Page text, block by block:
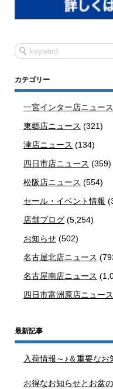
カテゴリー
一宮インター店ニュース
東郷店ニュース (321)
津店ニュース (134)
四日市店ニュース (359)
松阪店ニュース (554)
セール・イベント情報
店舗ブログ (5,254)
お知らせ (502)
名古屋北店ニュース
名古屋南店ニュース
四日市富洲原店ニュース
最新記事
入荷情報～♪＆重要なお
お得なお知らせとお盆